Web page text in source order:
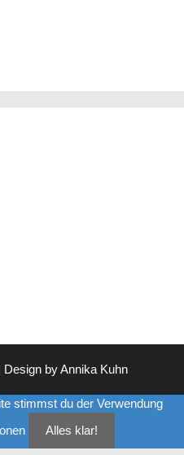
Design byAnnika Kuhn
stimmst du der Verwendung
Alles klar!